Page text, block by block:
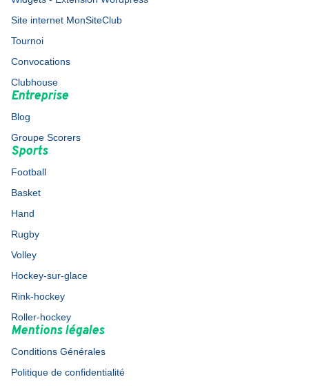
Site internet MonSiteClub
Tournoi
Convocations
Clubhouse
Entreprise
Blog
Groupe Scorers
Sports
Football
Basket
Hand
Rugby
Volley
Hockey-sur-glace
Rink-hockey
Roller-hockey
Mentions légales
Conditions Générales
Politique de confidentialité